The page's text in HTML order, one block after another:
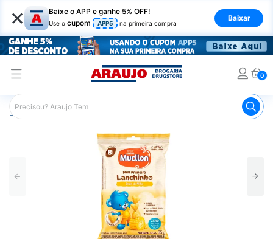
× Baixe o APP e ganhe 5% OFF!
Use o cupom APP5 na primeira compra
Baixar
0
Araujo Infantil Biscoito Infantil